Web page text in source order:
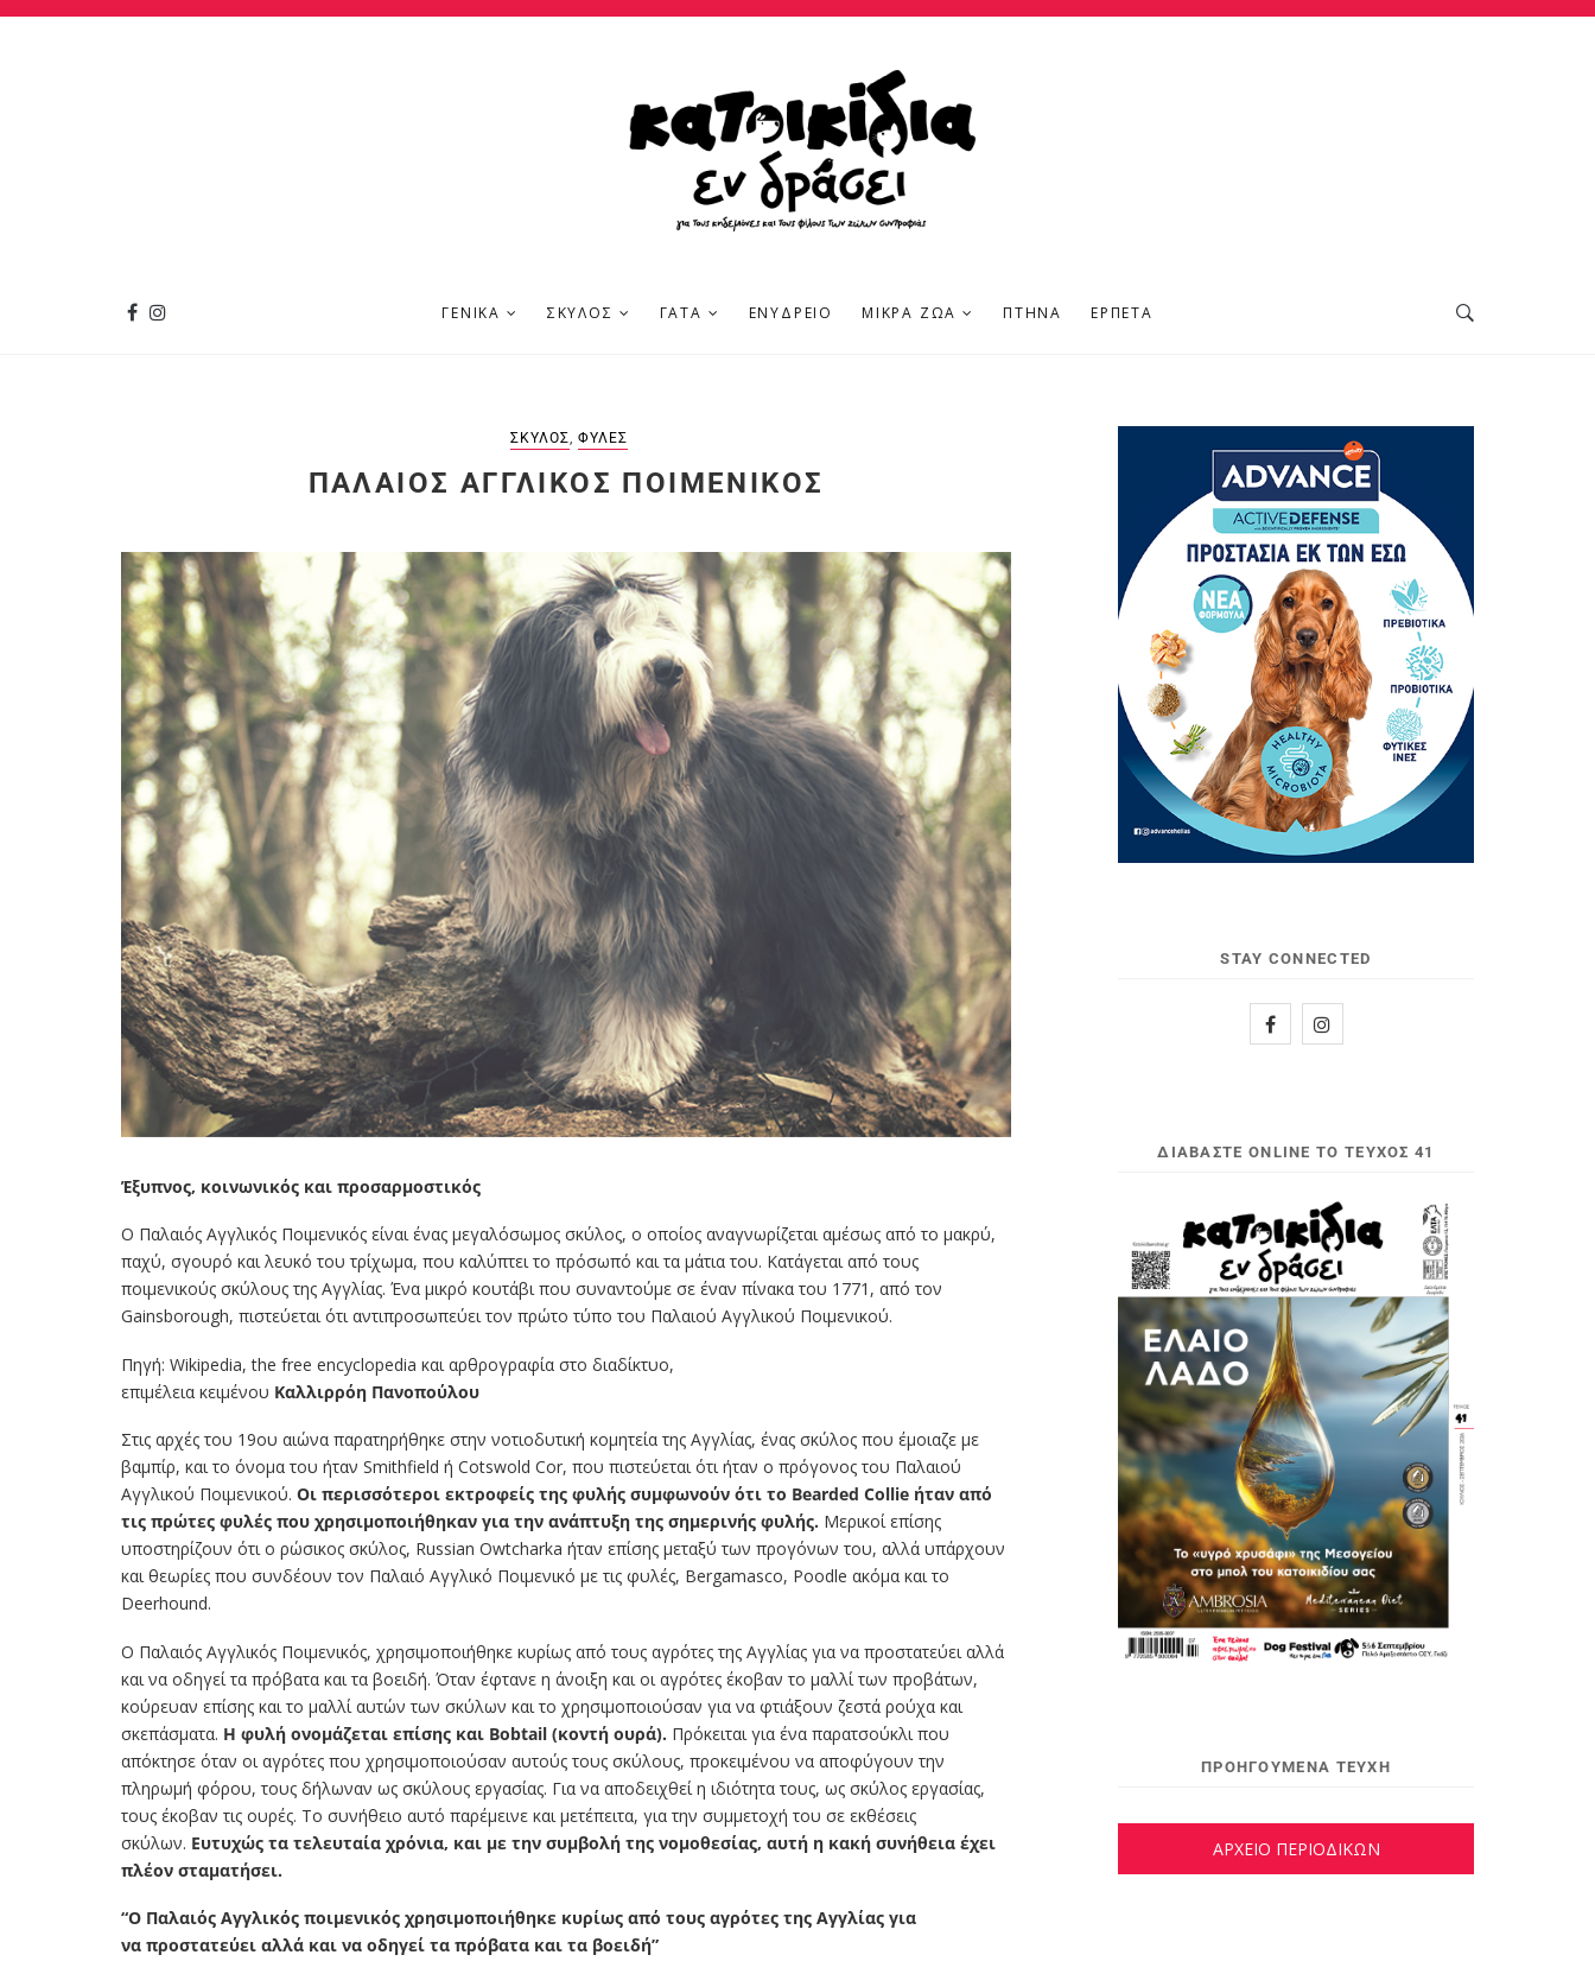
ΓΕΝΙΚΆ ΣΚΎΛΟΣ ΓΆΤΑ ΕΝΥΔΡΕΊΟ ΜΙΚΡΆ ΖΏΑ ΠΤΗΝΆ ΕΡΠΕΤΆ
ΣΚΎΛΟΣ, ΦΥΛΈΣ
ΠΑΛΑΙΌΣ ΑΓΓΛΙΚΌΣ ΠΟΙΜΕΝΙΚΌΣ
Έξυπνος, κοινωνικός και προσαρμοστικός
Ο Παλαιός Αγγλικός Ποιμενικός είναι ένας μεγαλόσωμος σκύλος, ο οποίος αναγνωρίζεται αμέσως από το μακρύ,
παχύ, σγουρό και λευκό του τρίχωμα, που καλύπτει το πρόσωπό και τα μάτια του. Κατάγεται από τους
ποιμενικούς σκύλους της Αγγλίας. Ένα μικρό κουτάβι που συναντούμε σε έναν πίνακα του 1771, από τον
Gainsborough, πιστεύεται ότι αντιπροσωπεύει τον πρώτο τύπο του Παλαιού Αγγλικού Ποιμενικού.
Πηγή: Wikipedia, the free encyclopedia και αρθρογραφία στο διαδίκτυο,
επιμέλεια κειμένου Καλλιρρόη Πανοπούλου
Στις αρχές του 19ου αιώνα παρατηρήθηκε στην νοτιοδυτική κομητεία της Αγγλίας, ένας σκύλος που έμοιαζε με
βαμπίρ, και το όνομα του ήταν Smithfield ή Cotswold Cor, που πιστεύεται ότι ήταν ο πρόγονος του Παλαιού
Αγγλικού Ποιμενικού. Οι περισσότεροι εκτροφείς της φυλής συμφωνούν ότι το Bearded Collie ήταν από
τις πρώτες φυλές που χρησιμοποιήθηκαν για την ανάπτυξη της σημερινής φυλής. Μερικοί επίσης
υποστηρίζουν ότι ο ρώσικος σκύλος, Russian Owtcharka ήταν επίσης μεταξύ των προγόνων του, αλλά υπάρχουν
και θεωρίες που συνδέουν τον Παλαιό Αγγλικό Ποιμενικό με τις φυλές, Bergamasco, Poodle ακόμα και το
Deerhound.
Ο Παλαιός Αγγλικός Ποιμενικός, χρησιμοποιήθηκε κυρίως από τους αγρότες της Αγγλίας για να προστατεύει αλλά
και να οδηγεί τα πρόβατα και τα βοειδή. Όταν έφτανε η άνοιξη και οι αγρότες έκοβαν το μαλλί των προβάτων,
κούρευαν επίσης και το μαλλί αυτών των σκύλων και το χρησιμοποιούσαν για να φτιάξουν ζεστά ρούχα και
σκεπάσματα. Η φυλή ονομάζεται επίσης και Bobtail (κοντή ουρά). Πρόκειται για ένα παρατσούκλι που
απόκτησε όταν οι αγρότες που χρησιμοποιούσαν αυτούς τους σκύλους, προκειμένου να αποφύγουν την
πληρωμή φόρου, τους δήλωναν ως σκύλους εργασίας. Για να αποδειχθεί η ιδιότητα τους, ως σκύλος εργασίας,
τους έκοβαν τις ουρές. Το συνήθειο αυτό παρέμεινε και μετέπειτα, για την συμμετοχή του σε εκθέσεις
σκύλων. Ευτυχώς τα τελευταία χρόνια, και με την συμβολή της νομοθεσίας, αυτή η κακή συνήθεια έχει
πλέον σταματήσει.
“Ο Παλαιός Αγγλικός ποιμενικός χρησιμοποιήθηκε κυρίως από τους αγρότες της Αγγλίας για
να προστατεύει αλλά και να οδηγεί τα πρόβατα και τα βοειδή”
STAY CONNECTED
ΔΙΑΒΆΣΤΕ ONLINE ΤΟ ΤΕΎΧΟΣ 41
ΠΡΟΗΓΟΥΜΕΝΑ ΤΕΥΧΗ
ΑΡΧΕΙΟ ΠΕΡΙΟΔΙΚΩΝ